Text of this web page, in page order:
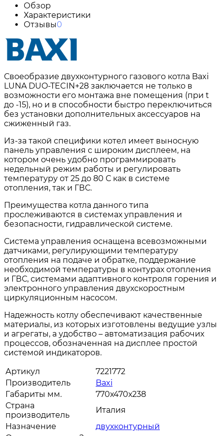
Обзор
Характеристики
Отзывы0
Своеобразие двухконтурного газового котла Baxi
LUNA DUO-TECIN+28 заключается не только в
возможности его монтажа вне помещения (при t
до -15), но и в способности быстро переключиться
без установки дополнительных аксессуаров на
сжиженный газ.
Из-за такой специфики котел имеет выносную
панель управления с широким дисплеем, на
котором очень удобно программировать
недельный режим работы и регулировать
температуру от 25 до 80 С как в системе
отопления, так и ГВС.
Преимущества котла данного типа
прослеживаются в системах управления и
безопасности, гидравлической системе.
Система управления оснащена всевозможными
датчиками, регулирующими температуру
отопления на подаче и обратке, поддержание
необходимой температуры в контурах отопления
и ГВС, системами адаптивного контроля горения и
электронного управления двухскоростным
циркуляционным насосом.
Надежность котлу обеспечивают качественные
материалы, из которых изготовлены ведущие узлы
и агрегаты, а удобство – автоматизация рабочих
процессов, обозначенная на дисплее простой
системой индикаторов.
Артикул
7221772
Производитель
Baxi
Габариты мм.
770х470х238
Страна
производитель
Италия
Назначение
двухконтурный